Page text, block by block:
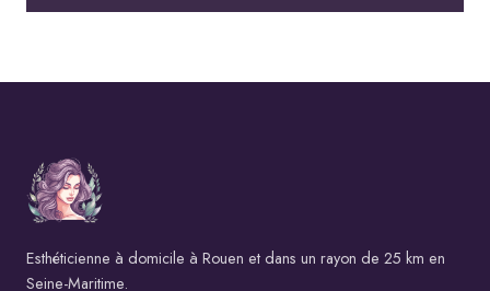
Esthéticienne à domicile à Rouen et dans un rayon de 25 km en
Seine-Maritime.